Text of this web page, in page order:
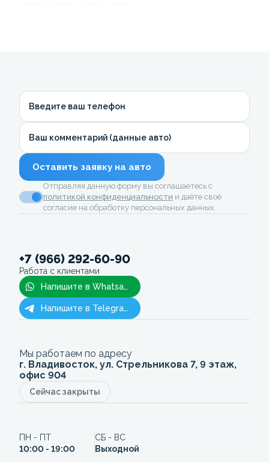
Введите ваш телефон
Ваш комментарий (данные авто)
Оставить заявку на авто
Отправляя данную форму вы соглашаетесь с
политикой конфиденциальности и даёте своё
согласие на обработку персональных данных.
+7 (966) 292-60-90
Работа с клиентами
Напишите в Whatsapp
Напишите в Telegram
Мы работаем по адресу
г. Владивосток, ул. Стрельникова 7, 9 этаж,
офис 904
Сейчас закрыты
ПН - ПТ
10:00 - 19:00
СБ - ВС
Выходной